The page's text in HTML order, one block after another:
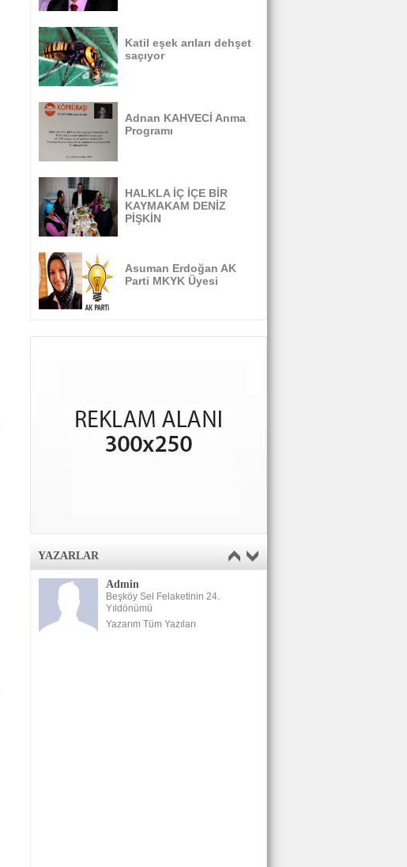
Katil eşek arıları dehşet
saçıyor
Adnan KAHVECİ Anma
Programı
HALKLA İÇ İÇE BİR
KAYMAKAM DENİZ
PİŞKİN
Asuman Erdoğan AK
Parti MKYK Üyesi
YAZARLAR
Admin
Beşköy Sel Felaketinin 24.
Yıldönümü
Yazarım Tüm Yazıları